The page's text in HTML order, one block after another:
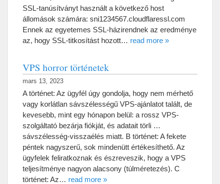
SSL-tanúsítványt használt a következő host
állomások számára: sni1234567.cloudflaressl.com
Ennek az egyetemes SSL-házirendnek az eredménye
az, hogy SSL-titkosítást hozott… read more »
VPS horror történetek
mars 13, 2023
A történet: Az ügyfél úgy gondolja, hogy nem mérhető
vagy korlátlan sávszélességű VPS-ajánlatot talált, de
kevesebb, mint egy hónapon belül: a rossz VPS-
szolgáltató bezárja fiókját, és adatait törli …
sávszélesség-visszaélés miatt. B történet: A fekete
péntek nagyszerű, sok mindenütt értékesíthető. Az
ügyfelek feliratkoznak és észreveszik, hogy a VPS
teljesítménye nagyon alacsony (túlméretezés). C
történet: Az… read more »